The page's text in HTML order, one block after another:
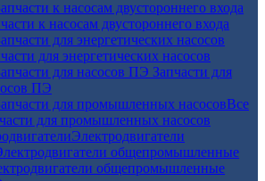
к насосам двустороннего входа
для энергетических насосов
Запчасти для
ПЭ
Все
для промышленных насосов
Электродвигатели
общепромышленные